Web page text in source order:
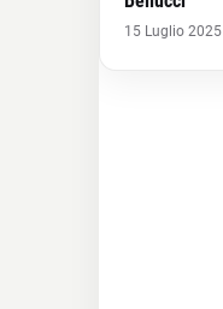
15 Luglio 2025